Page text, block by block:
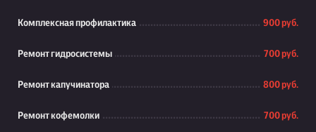
Комплексная профилактика 900 руб.
Ремонт гидросистемы 700 руб.
Ремонт капучинатора 800 руб.
Ремонт кофемолки 700 руб.